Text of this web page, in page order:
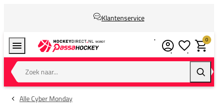
Klantenservice
Zoek naar...
0
Alle Cyber Monday